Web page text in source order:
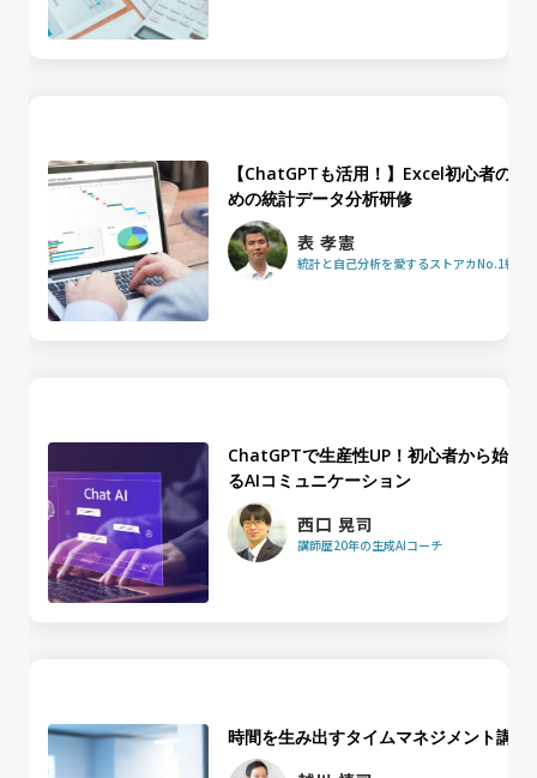
【ChatGPTも活用！】Excel初心者のた
めの統計データ分析研修
表 孝憲
統計と自己分析を愛するストアカNo.1統計
ChatGPTで生産性UP！初心者から始め
るAIコミュニケーション
西口 晃司
講師歴20年の生成AIコーチ
時間を生み出すタイムマネジメント講座